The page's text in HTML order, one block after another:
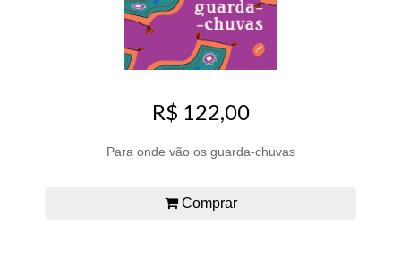
R$ 122,00
Para onde vão os guarda-chuvas
Comprar